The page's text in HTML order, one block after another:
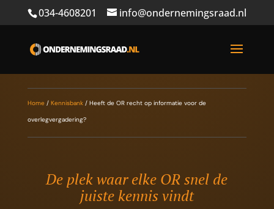
034-4608201 info@ondernemingsraad.nl
Home/ Kennisbank/ Heeft de OR recht op informatie voor de
overlegvergadering?
De plek waar elke OR snel de
juiste kennis vindt